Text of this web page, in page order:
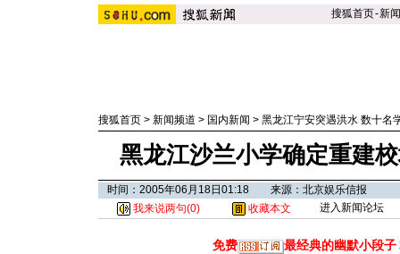
搜狐首页-新闻
搜狐首页 > 新闻频道 > 国内新闻 > 黑龙江宁安突遇洪水 数十名
黑龙江沙兰小学确定重建
时间：2005年06月18日01:18 来源：北京娱乐信报
我来说两句(0) 收藏本文 进入新闻论坛
免费 最经典的幽默小段子